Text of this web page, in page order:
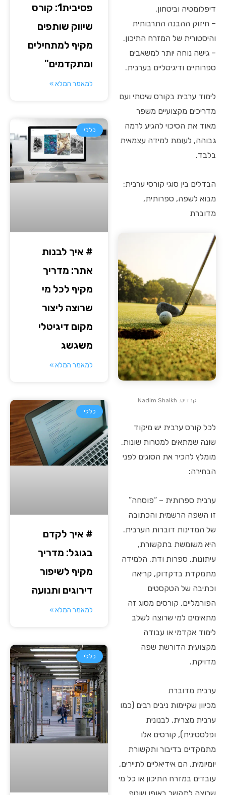
דיפלומטיה וביטחון.
– חיזוק ההבנה התרבותית
והיסטורית של המזרח התיכון.
– גישה נוחה יותר למשאבים
ספרותיים ודיגיטליים בערבית.
לימוד ערבית בקורס שיטתי ועם
מדריכים מקצועיים משפר
מאוד את הסיכוי להגיע לרמה
גבוהה, לעומת למידה עצמאית
בלבד.
הבדלים בין סוגי קורסי ערבית:
מבוא לשפה, ספרותית,
מדוברת
קרדיט: Nadim Shaikh
לכל קורס ערבית יש מיקוד
שונה שמתאים למטרות שונות.
מומלץ להכיר את הסוגים לפני
הבחירה:
ערבית ספרותית – “פוסחה”
זו השפה הרשמית והכתובה
של המדינות דוברות הערבית.
היא משומשת בתקשורת,
עיתונות, ספרות ודת. הלמידה
מתמקדת בדקדוק, קריאה
וכתיבה של הטקסטים
הפורמליים. קורסים מסוג זה
מתאימים למי שרוצה לשלב
לימוד אקדמי או עבודה
מקצועית הדורשת שפה
מדויקת.
ערבית מדוברת
מכיוון שקיימות ניבים רבים (כמו
ערבית מצרית, לבנונית
ופלסטינית), קורסים אלו
מתמקדים בדיבור ותקשורת
יומיומית. הם אידיאליים לתיירים,
עובדים במזרח התיכון או כל מי
שרוצה לתקשר באופן שוטף
פסיבית1: קורס
שיווק שותפים
מקיף למתחילים
ומתקדמים"
למאמר המלא »
כללי
# איך לבנות
אתר: מדריך
מקיף לכל מי
שרוצה ליצור
מקום דיגיטלי
משגשג
למאמר המלא »
כללי
# איך לקדם
בגוגל: מדריך
מקיף לשיפור
דירוגים ותנועה
למאמר המלא »
כללי